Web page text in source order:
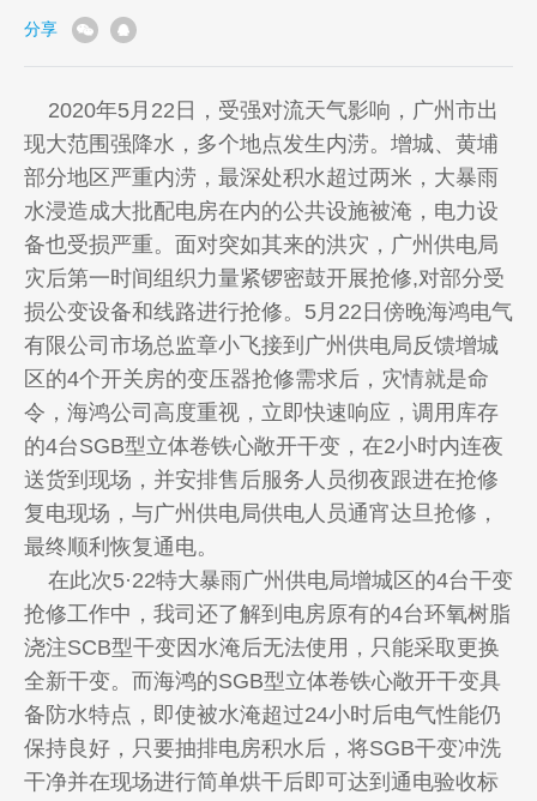
分享
2020年5月22日，受强对流天气影响，广州市出
现大范围强降水，多个地点发生内涝。增城、黄埔
部分地区严重内涝，最深处积水超过两米，大暴雨
水浸造成大批配电房在内的公共设施被淹，电力设
备也受损严重。面对突如其来的洪灾，广州供电局
灾后第一时间组织力量紧锣密鼓开展抢修,对部分受
损公变设备和线路进行抢修。5月22日傍晚海鸿电气
有限公司市场总监章小飞接到广州供电局反馈增城
区的4个开关房的变压器抢修需求后，灾情就是命
令，海鸿公司高度重视，立即快速响应，调用库存
的4台SGB型立体卷铁心敞开干变，在2小时内连夜
送货到现场，并安排售后服务人员彻夜跟进在抢修
复电现场，与广州供电局供电人员通宵达旦抢修，
最终顺利恢复通电。
在此次5·22特大暴雨广州供电局增城区的4台干变
抢修工作中，我司还了解到电房原有的4台环氧树脂
浇注SCB型干变因水淹后无法使用，只能采取更换
全新干变。而海鸿的SGB型立体卷铁心敞开干变具
备防水特点，即使被水淹超过24小时后电气性能仍
保持良好，只要抽排电房积水后，将SGB干变冲洗
干净并在现场进行简单烘干后即可达到通电验收标